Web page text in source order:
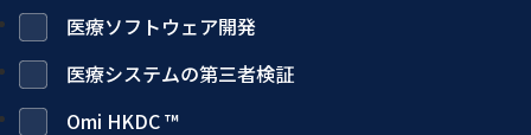
医療ソフトウェア開発
医療システムの第三者検証
Omi HKDC ™